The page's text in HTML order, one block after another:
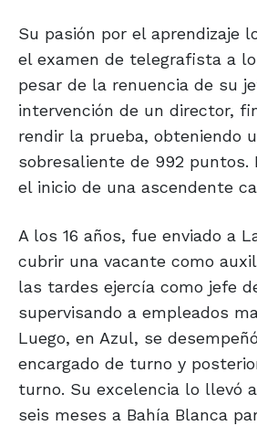
Su pasión por el aprendizaje
el examen de telegrafista a
pesar de la renuencia de su
intervención de un director,
rendir la prueba, obteniendo
sobresaliente de 992 puntos.
el inicio de una ascendente
A los 16 años, fue enviado a
cubrir una vacante como
las tardes ejercía como jefe
supervisando a empleados
Luego, en Azul, se
encargado de turno y
turno. Su excelencia lo llevó
seis meses a Bahía Blanca